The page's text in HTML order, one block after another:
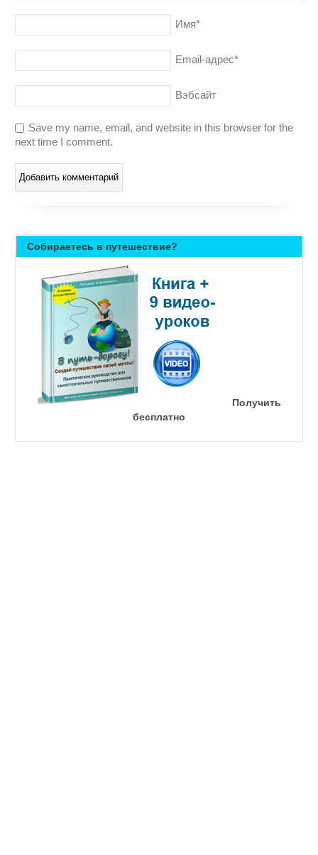
Имя*
Email-адрес*
Вэбсайт
Save my name, email, and website in this browser for the
next time I comment.
Собираетесь в путешествие?
Получить
бесплатно